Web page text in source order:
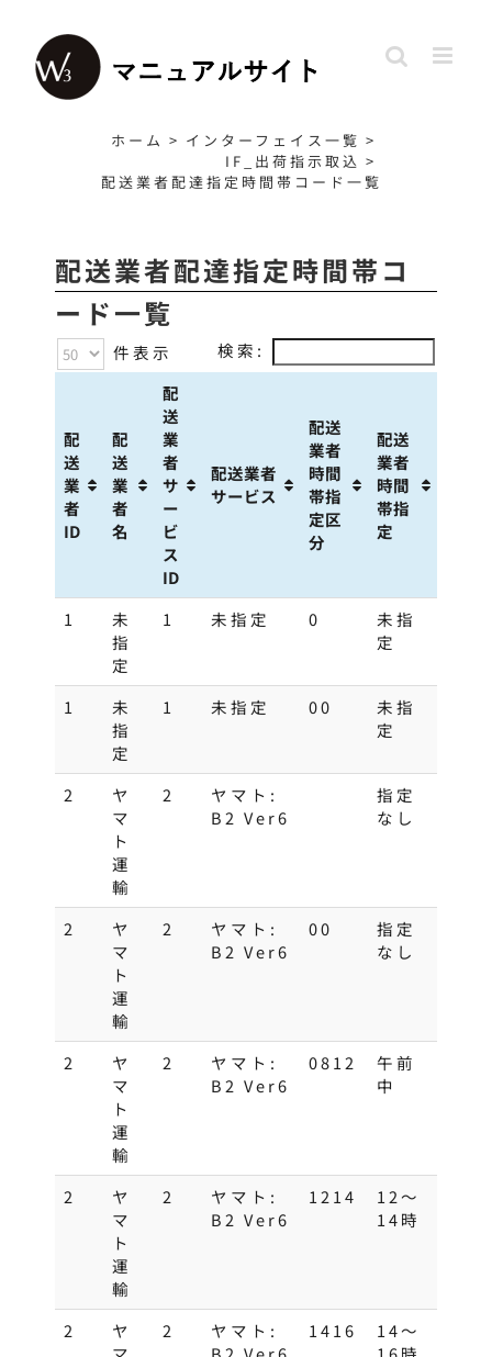
content
ホーム > インターフェイス一覧 >
IF_出荷指示取込 >
配送業者配達指定時間帯コード一覧
配送業者配達指定時間帯コ
ード一覧
件表示 検索:
配
送
業
者
ID
配
送
業
者
名
配
送
業
者
サ
ー
ビ
ス
ID
配送業者
サービス
配送
業者
時間
帯指
定区
分
配送
業者
時間
帯指
定
1
未
指
定
1 未指定 0
未指
定
1
未
指
定
1 未指定 00
未指
定
2
ヤ
マ
ト
運
輸
2
ヤマト:
B2 Ver6
指定
なし
2
ヤ
マ
ト
運
輸
2
ヤマト:
B2 Ver6
00
指定
なし
2
ヤ
マ
ト
運
輸
2
ヤマト:
B2 Ver6
0812
午前
中
2
ヤ
マ
ト
運
輸
2
ヤマト:
B2 Ver6
1214
12～
14時
2
ヤ
2
ヤマト:
1416
14～